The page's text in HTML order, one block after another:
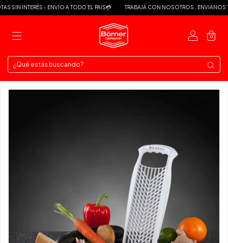
SIN INTERÉS - ENVÍO A TODO EL PAIS💳 TRABAJÁ CON NOSOTROS , ENVIANOS
0